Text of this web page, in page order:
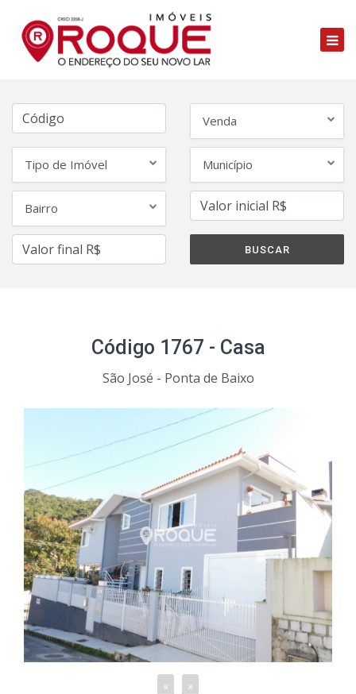
Venda
Tipo de Imóvel Município
Bairro
Código 1767 - Casa
São José - Ponta de Baixo
« »